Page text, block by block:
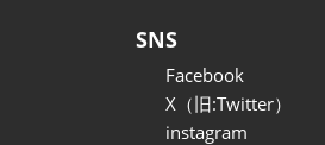
SNS
Facebook
X（旧:Twitter）
instagram